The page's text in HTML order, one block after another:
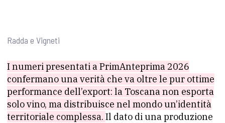
Radda e Vigneti
I numeri presentati a PrimAnteprima 2026
confermano una verità che va oltre le pur ottime
performance dell’export: la Toscana non esporta
solo vino, ma distribuisce nel mondo un’identità
territoriale complessa. Il dato di una produzione